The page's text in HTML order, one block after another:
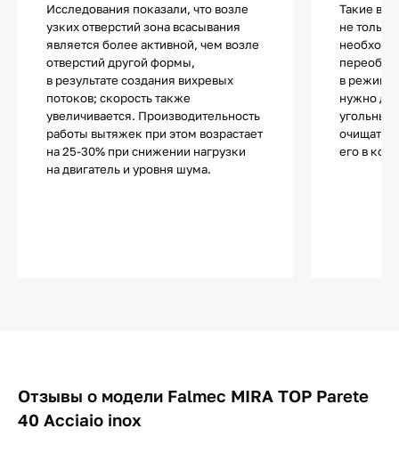
Исследования показали, что возле
узких отверстий зона всасывания
является более активной, чем возле
отверстий другой формы,
в результате создания вихревых
потоков; скорость также
увеличивается. Производительность
работы вытяжек при этом возрастает
на 25-30% при снижении нагрузки
на двигатель и уровня шума.
Такие
не
в режиме
нужно
угольные
очищать
его в
Отзывы о модели Falmec MIRA TOP Parete
40 Acciaio inox